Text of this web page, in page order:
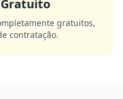
gratuitos,
contratação.